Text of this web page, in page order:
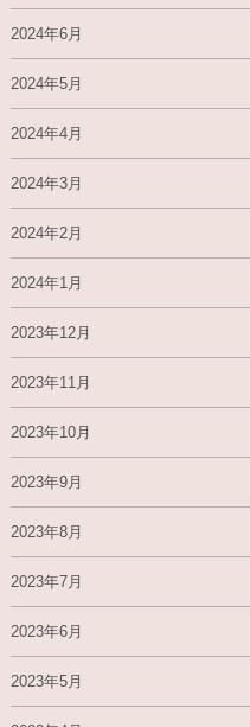
2024年6月
2024年5月
2024年4月
2024年3月
2024年2月
2024年1月
2023年12月
2023年11月
2023年10月
2023年9月
2023年8月
2023年7月
2023年6月
2023年5月